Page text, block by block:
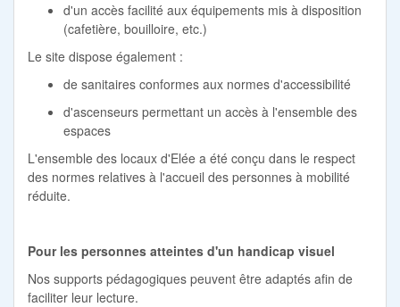
d'un accès facilité aux équipements mis à disposition
(cafetière, bouilloire, etc.)
Le site dispose également :
de sanitaires conformes aux normes d'accessibilité
d'ascenseurs permettant un accès à l'ensemble des
espaces
L'ensemble des locaux d'Elée a été conçu dans le respect
des normes relatives à l'accueil des personnes à mobilité
réduite.
Pour les personnes atteintes d'un handicap visuel
Nos supports pédagogiques peuvent être adaptés afin de
faciliter leur lecture.